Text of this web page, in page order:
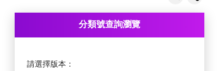
分類號查詢瀏覽
請選擇版本：